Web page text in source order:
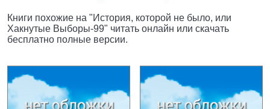
Книги похожие на "Истоpия, котоpой не было, или
Хакнутые Выбоpы-99" читать онлайн или скачать
бесплатно полные версии.